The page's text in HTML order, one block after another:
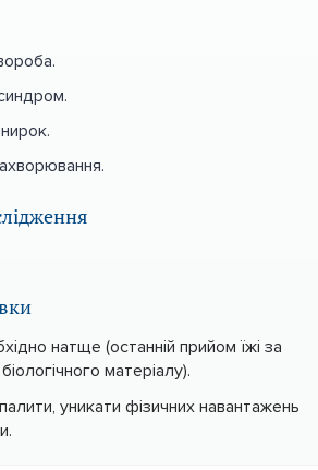
натще (останній прийом їжі за
матеріалу).
уникати фізичних навантажень